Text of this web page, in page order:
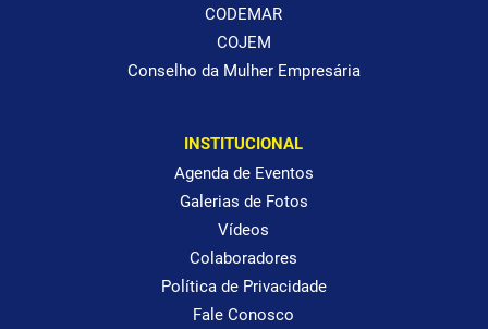
CODEMAR
COJEM
Conselho da Mulher Empresária
INSTITUCIONAL
Agenda de Eventos
Galerias de Fotos
Vídeos
Colaboradores
Política de Privacidade
Fale Conosco